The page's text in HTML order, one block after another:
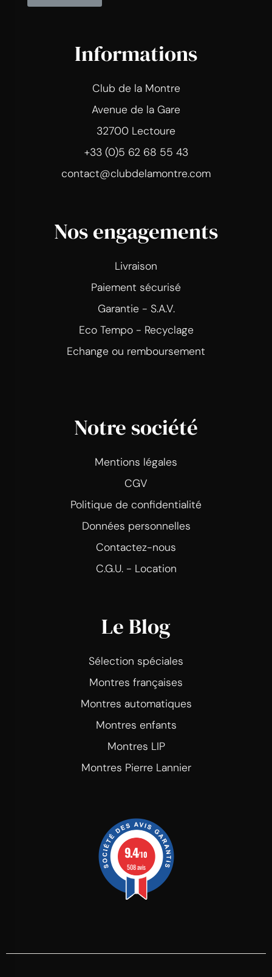
Informations
Club de la Montre
Avenue de la Gare
32700 Lectoure
+33 (0)5 62 68 55 43
contact@clubdelamontre.com
Nos engagements
Livraison
Paiement sécurisé
Garantie - S.A.V.
Eco Tempo - Recyclage
Echange ou remboursement
Notre société
Mentions légales
CGV
Politique de confidentialité
Données personnelles
Contactez-nous
C.G.U. - Location
Le Blog
Sélection spéciales
Montres françaises
Montres automatiques
Montres enfants
Montres LIP
Montres Pierre Lannier
9.4/10
508 avis